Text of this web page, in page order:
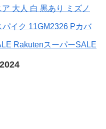
大人 白 黒あり ミズノ
イク 11GM2326 Pカバ
RakutenスーパーSALE